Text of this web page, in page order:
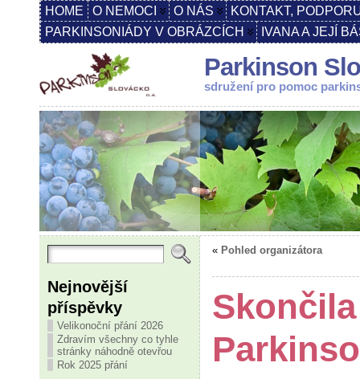
HOME O NEMOCI O NÁS
KONTAKT,
PARKINSONIÁDY V OBRÁZCÍCH
IVANA A JEJÍ
Parkinson
sdružení pro pomoc
Nejnovější
příspěvky
Velikonoční přání 2026
Zdravím všechny co tyhle
stránky náhodně otevřou
Rok 2025 přání
« Pohled organizátora